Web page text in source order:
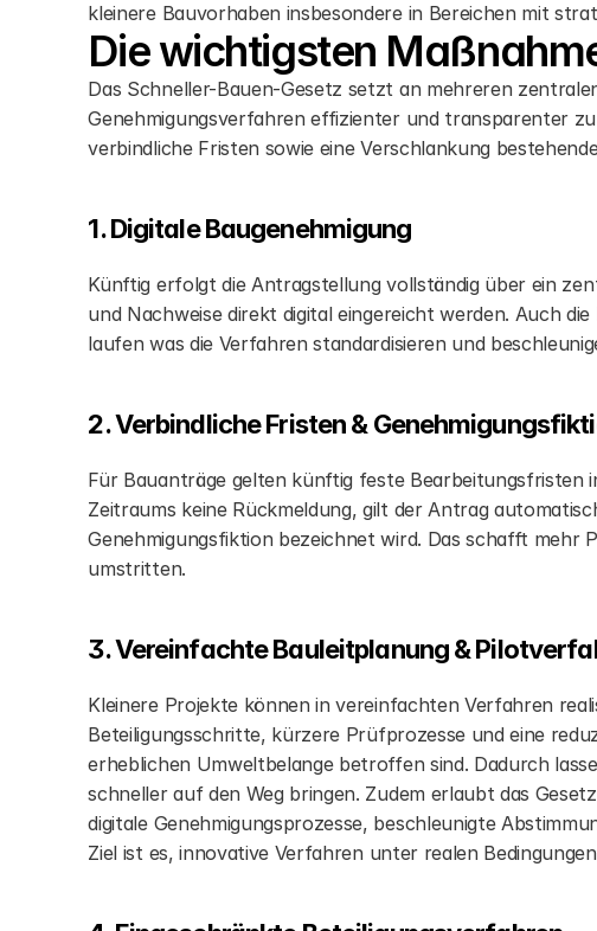
kleinere Bauvorhaben insbesondere in Bereichen mit
Die wichtigsten
Das Schneller-Bauen-Gesetz setzt an mehreren
Genehmigungsverfahren effizienter und transparenter
verbindliche Fristen sowie eine Verschlankung
1. Digitale Baugenehmigung
Künftig erfolgt die Antragstellung vollständig über ein
und Nachweise direkt digital eingereicht werden. Auch
laufen was die Verfahren standardisieren und
2. Verbindliche Fristen &
Für Bauanträge gelten künftig feste Bearbeitungsfristen
Zeitraums keine Rückmeldung, gilt der Antrag
Genehmigungsfiktion bezeichnet wird. Das schafft mehr
umstritten.
3. Vereinfachte Bauleitplanung &
Kleinere Projekte können in vereinfachten Verfahren
Beteiligungsschritte, kürzere Prüfprozesse und eine
erheblichen Umweltbelange betroffen sind. Dadurch
schneller auf den Weg bringen. Zudem erlaubt das
digitale Genehmigungsprozesse, beschleunigte
Ziel ist es, innovative Verfahren unter realen